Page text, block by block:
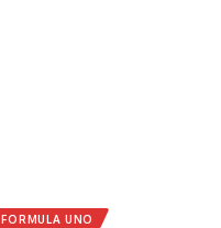
FORMULA UNO